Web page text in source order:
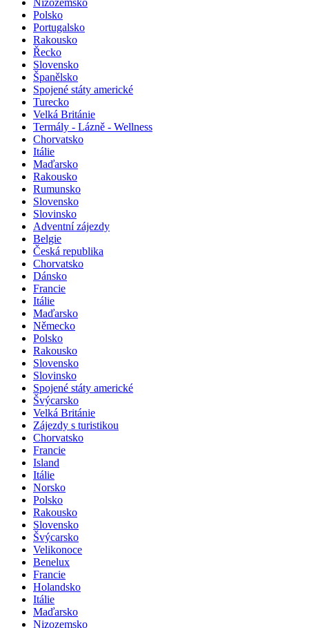
Nizozemsko
Polsko
Portugalsko
Rakousko
Řecko
Slovensko
Španělsko
Spojené státy americké
Turecko
Velká Británie
Termály - Lázně - Wellness
Chorvatsko
Itálie
Maďarsko
Rakousko
Rumunsko
Slovensko
Slovinsko
Adventní zájezdy
Belgie
Česká republika
Chorvatsko
Dánsko
Francie
Itálie
Maďarsko
Německo
Polsko
Rakousko
Slovensko
Slovinsko
Spojené státy americké
Švýcarsko
Velká Británie
Zájezdy s turistikou
Chorvatsko
Francie
Island
Itálie
Norsko
Polsko
Rakousko
Slovensko
Švýcarsko
Velikonoce
Benelux
Francie
Holandsko
Itálie
Maďarsko
Nizozemsko